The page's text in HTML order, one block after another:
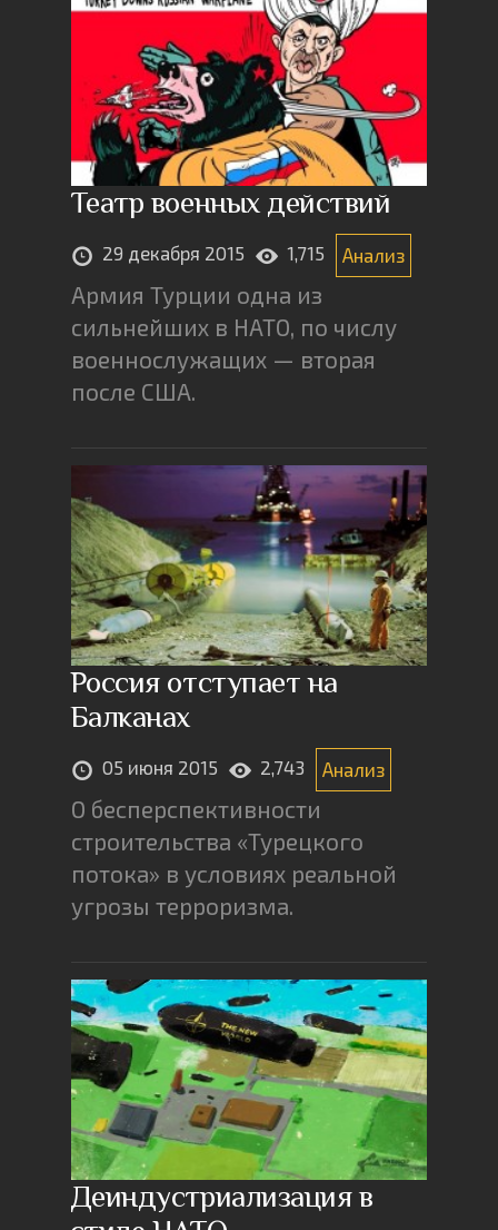
Театр военных действий
29 декабря 2015 1,715 Анализ
Армия Турции одна из
сильнейших в НАТО, по числу
военнослужащих — вторая
после США.
Россия отступает на
Балканах
05 июня 2015 2,743 Анализ
О бесперспективности
строительства «Турецкого
потока» в условиях реальной
угрозы терроризма.
Деиндустриализация в